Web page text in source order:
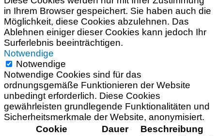
in Ihrem Browser gespeichert. Sie haben auch die
Möglichkeit, diese Cookies abzulehnen. Das
Ablehnen einiger dieser Cookies kann jedoch Ihr
Surferlebnis beeinträchtigen.
Notwendige
Notwendige
Notwendige Cookies sind für das
ordnungsgemäße Funktionieren der Website
unbedingt erforderlich. Diese Cookies
gewährleisten grundlegende Funktionalitäten und
Sicherheitsmerkmale der Website, anonymisiert.
Cookie
Dauer Beschreibung